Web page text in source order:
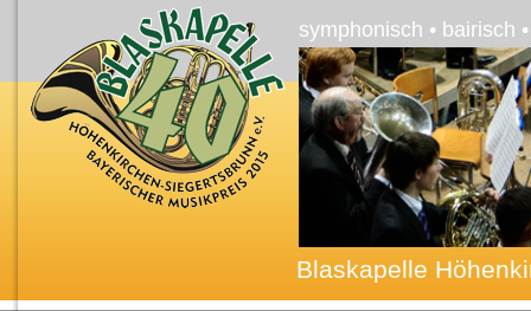
symphonisch • bairisch
Blaskapelle